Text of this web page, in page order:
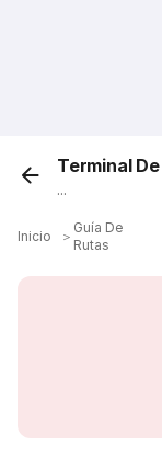
Terminal
...
Inicio ＞
Guía De
Rutas